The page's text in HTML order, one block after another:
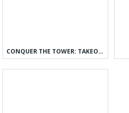
CONQUER THE TOWER: TAKEOVER